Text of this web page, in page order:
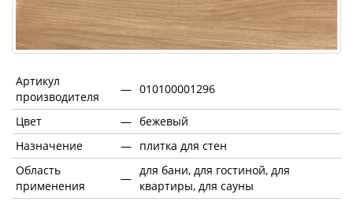
Артикул
производителя
— 010100001296
Цвет — бежевый
Назначение
— плитка для стен
Область
применения
—
для бани, для гостиной, для
квартиры, для сауны